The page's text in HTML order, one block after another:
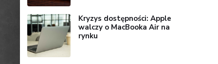
Kryzys dostępności: Apple
walczy o MacBooka Air na
rynku